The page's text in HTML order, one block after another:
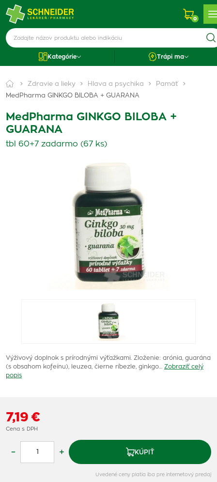
0
Kategórie Trápi ma
Zdravie a lieky Hlava a psychika
Pamäť
MedPharma GINKGO BILOBA + GUARANA
MedPharma GINKGO BILOBA +
GUARANA
tbl 60+7 zadarmo (67 ks)
Výživový doplnok s prírodnými výťažkami. Zloženie: arónia, guarána
(s obsahom kofeínu), leuzea, čierne ríbezle, ginkgo…
Zobraziť celý
popis
7,19 €
Cena s DPH
– + KÚPIŤ
Uvedené ceny platia iba pre internetový predaj